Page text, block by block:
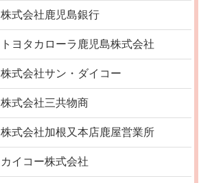
株式会社鹿児島銀行
トヨタカローラ鹿児島株式会社
株式会社サン・ダイコー
株式会社三共物商
株式会社加根又本店鹿屋営業所
カイコー株式会社